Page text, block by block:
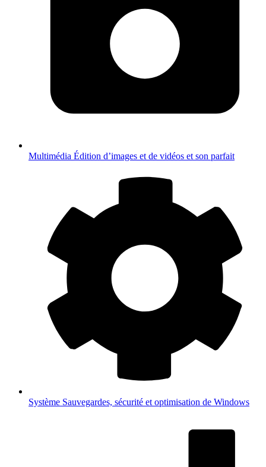
Multimédia Édition d’images et de vidéos et son parfait
Système Sauvegardes, sécurité et optimisation de Windows